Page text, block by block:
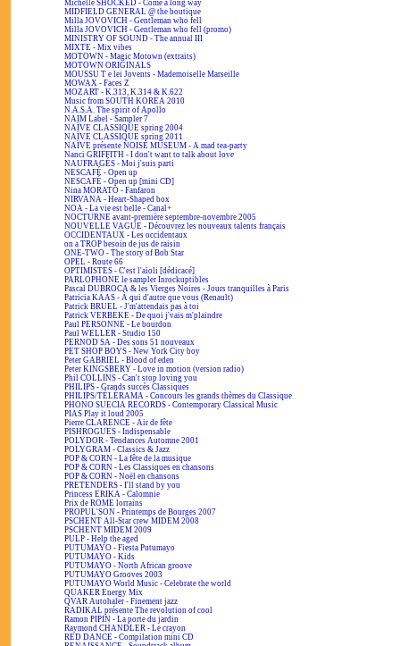
Michelle SHOCKED - Come a long way
MIDFIELD GENERAL @ the boutique
Milla JOVOVICH - Gentleman who fell
Milla JOVOVICH - Gentleman who fell (promo)
MINISTRY OF SOUND - The annual III
MIXTE - Mix vibes
MOTOWN - Magic Motown (extraits)
MOTOWN ORIGINALS
MOUSSU T e lei Jovents - Mademoiselle Marseille
MOWAX - Faces Z
MOZART - K.313, K.314 & K.622
Music from SOUTH KOREA 2010
N.A.S.A. The spirit of Apollo
NAIM Label - Sampler 7
NAÏVE CLASSIQUE spring 2004
NAÏVE CLASSIQUE spring 2011
NAÏVE présente NOISE MUSEUM - A mad tea-party
Nanci GRIFFITH - I don't want to talk about love
NAUFRAGÉS - Moi j'suis parti
NESCAFÉ - Open up
NESCAFÉ - Open up [mini CD]
Nina MORATO - Fanfaron
NIRVANA - Heart-Shaped box
NOA - La vie est belle - Canal+
NOCTURNE avant-première septembre-novembre 2005
NOUVELLE VAGUE - Découvrez les nouveaux talents français
OCCIDENTAUX - Les occidentaux
on a TROP besoin de jus de raisin
ONE-TWO - The story of Bob Star
OPEL - Route 66
OPTIMISTES - C'est l'aïoli [dédicacé]
PARLOPHONE le sampler Inrockuptibles
Pascal DUBROCA & les Vierges Noires - Jours tranquilles à Paris
Patricia KAAS - À qui d'autre que vous (Renault)
Patrick BRUEL - J'm'attendais pas à toi
Patrick VERBEKE - De quoi j'vais m'plaindre
Paul PERSONNE - Le bourdon
Paul WELLER - Studio 150
PERNOD SA - Des sons 51 nouveaux
PET SHOP BOYS - New York City boy
Peter GABRIEL - Blood of eden
Peter KINGSBERY - Love in motion (version radio)
Phil COLLINS - Can't stop loving you
PHILIPS - Grands succès Classiques
PHILIPS/TÉLÉRAMA - Concours les grands thèmes du Classique
PHONO SUECIA RECORDS - Contemporary Classical Music
PIAS Play it loud 2005
Pierre CLARENCE - Air de fête
PISHROGUES - Indispensable
POLYDOR - Tendances Automne 2001
POLYGRAM - Classics & Jazz
POP & CORN - La fête de la musique
POP & CORN - Les Classiques en chansons
POP & CORN - Noël en chansons
PRETENDERS - I'll stand by you
Princess ERIKA - Calomnie
Prix de ROME lorrains
PROPUL'SON - Printemps de Bourges 2007
PSCHENT All-Star crew MIDEM 2008
PSCHENT MIDEM 2009
PULP - Help the aged
PUTUMAYO - Fiesta Putumayo
PUTUMAYO - Kids
PUTUMAYO - North African groove
PUTUMAYO Grooves 2003
PUTUMAYO World Music - Celebrate the world
QUAKER Energy Mix
QVAR Autohaler - Finement jazz
RADIKAL présente The revolution of cool
Ramon PIPIN - La porte du jardin
Raymond CHANDLER - Le crayon
RED DANCE - Compilation mini CD